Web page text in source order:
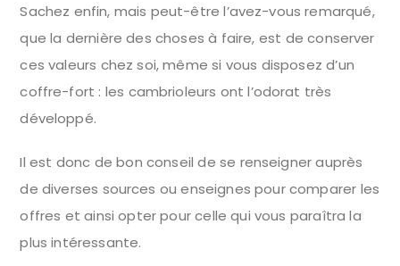
Sachez enfin, mais peut-être l’avez-vous remarqué,
que la dernière des choses à faire, est de conserver
ces valeurs chez soi, même si vous disposez d’un
coffre-fort : les cambrioleurs ont l’odorat très
développé.
Il est donc de bon conseil de se renseigner auprès
de diverses sources ou enseignes pour comparer les
offres et ainsi opter pour celle qui vous paraîtra la
plus intéressante.